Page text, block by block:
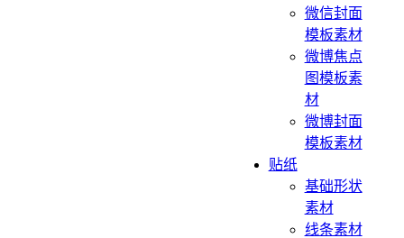
微信封面
模板素材
微博焦点
图模板素
材
微博封面
模板素材
贴纸
基础形状
素材
线条素材